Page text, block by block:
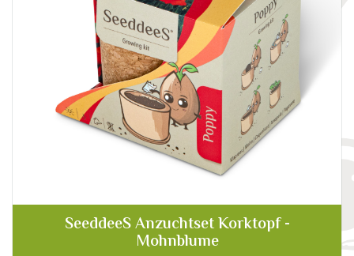
SeeddeeS Anzuchtset Korktopf -
Mohnblume